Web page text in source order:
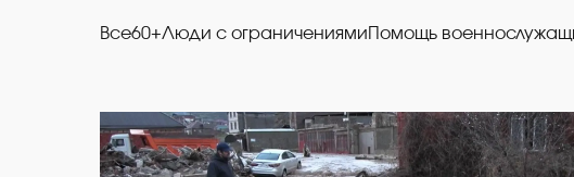
Все60+Люди с ограничениями Помощь